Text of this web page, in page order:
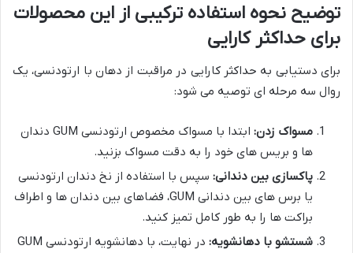
توضیح نحوه استفاده ترکیبی از این محصولات
برای حداکثر کارایی
برای دستیابی به حداکثر کارایی در مراقبت از دهان با ارتودنسی، یک
روال سه مرحله ای توصیه می شود:
مسواک زدن:
ابتدا با مسواک مخصوص ارتودنسی GUM دندان
ها و بریس های خود را به دقت مسواک بزنید.
پاکسازی بین دندانی: سپس با استفاده از نخ دندان ارتودنسی
یا برس های بین دندانی GUM، فضاهای بین دندان ها و اطراف
براکت ها را به طور کامل تمیز کنید.
شستشو با دهانشویه:
در نهایت، با دهانشویه ارتودنسی GUM